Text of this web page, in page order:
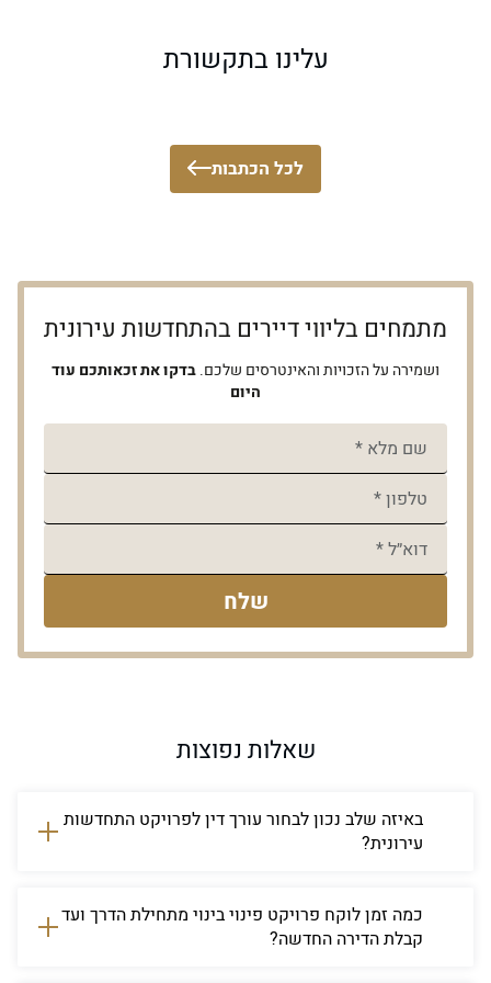
עלינו בתקשורת
שאסור לכם לפספס
לכל הכתבות
מתמחים בליווי דיירים בהתחדשות עירונית
ושמירה על הזכויות והאינטרסים שלכם.בדקו את זכאותכם עוד
היום
שלח
שאלות נפוצות
באיזה שלב נכון לבחור עורך דין לפרויקט התחדשות
עירונית?
שנבחר יזם ולפני שנחתם כל מסמך. כל
יזם שמגיע עם "הצעה ראשונית" מנסה
כמה זמן לוקח פרויקט פינוי בינוי מתחילת הדרך ועד
קבלת הדירה החדשה?